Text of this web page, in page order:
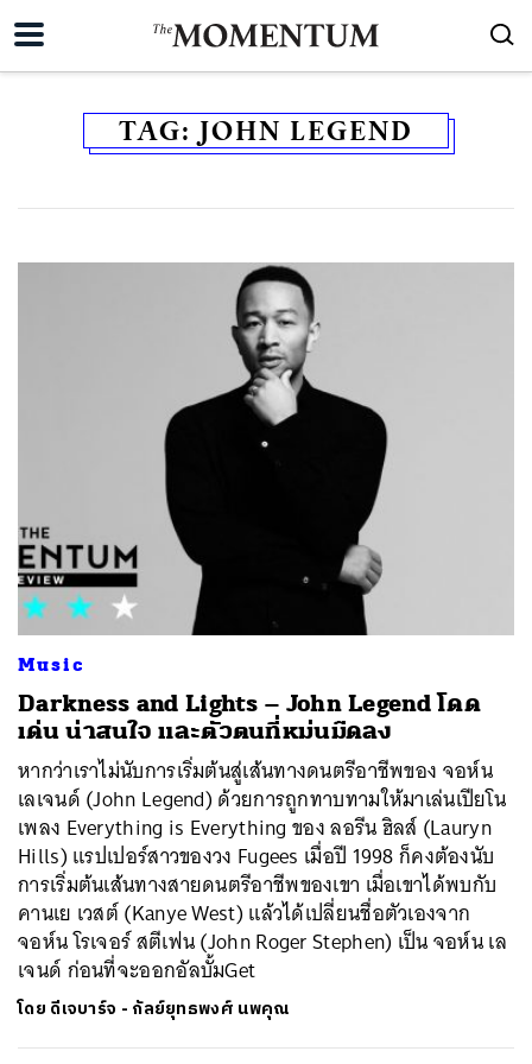
TAG: JOHN LEGEND
Music
Darkness and Lights – John Legend โดด
เด่น น่าสนใจ และตัวตนที่หม่นมืดลง
หากว่าเราไม่นับการเริ่มต้นสู่เส้นทางดนตรีอาชีพของ จอห์น
เลเจนด์ (John Legend) ด้วยการถูกทาบทามให้มาเล่นเปียโน
เพลง Everything is Everything ของ ลอรีน ฮิลส์ (Lauryn
Hills) แรปเปอร์สาวของวง Fugees เมื่อปี 1998 ก็คงต้องนับ
การเริ่มต้นเส้นทางสายดนตรีอาชีพของเขา เมื่อเขาได้พบกับ
คานเย เวสต์ (Kanye West) แล้วได้เปลี่ยนชื่อตัวเองจาก
จอห์น โรเจอร์ สตีเฟน (John Roger Stephen) เป็น จอห์น เล
เจนด์ ก่อนที่จะออกอัลบั้มGet
โดย ดีเจบาร์จ - กัลย์ยุทธพงศ์ นพคุณ
ค้นหา